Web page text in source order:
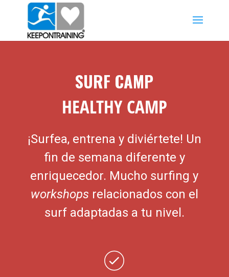
SURF CAMP
HEALTHY CAMP
¡Surfea, entrena y diviértete! Un
fin de semana diferente y
enriquecedor. Mucho surfing y
workshops relacionados con el
surf adaptadas a tu nivel.